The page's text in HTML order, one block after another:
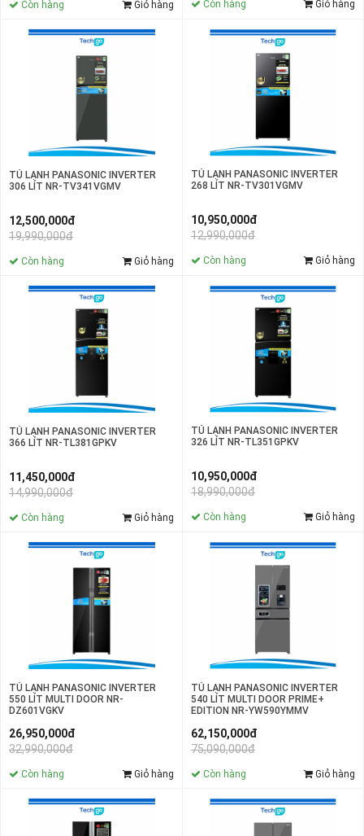
Còn hàng Giỏ hàng Còn hàng Giỏ hàng
TỦ LẠNH PANASONIC INVERTER
306 LÍT NR-TV341VGMV
12,500,000đ
19,990,000đ
Còn hàng Giỏ hàng
TỦ LẠNH PANASONIC INVERTER
268 LÍT NR-TV301VGMV
10,950,000đ
12,990,000đ
Còn hàng Giỏ hàng
TỦ LẠNH PANASONIC INVERTER
366 LÍT NR-TL381GPKV
11,450,000đ
14,990,000đ
Còn hàng Giỏ hàng
TỦ LẠNH PANASONIC INVERTER
326 LÍT NR-TL351GPKV
10,950,000đ
18,990,000đ
Còn hàng Giỏ hàng
TỦ LẠNH PANASONIC INVERTER
550 LÍT MULTI DOOR NR-
DZ601VGKV
26,950,000đ
32,990,000đ
Còn hàng Giỏ hàng
TỦ LẠNH PANASONIC INVERTER
540 LÍT MULTI DOOR PRIME+
EDITION NR-YW590YMMV
62,150,000đ
75,090,000đ
Còn hàng Giỏ hàng